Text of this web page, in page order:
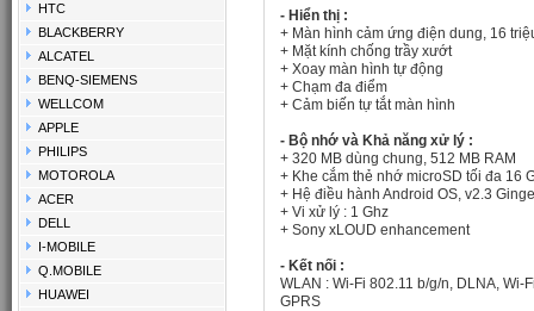
HTC
BLACKBERRY
ALCATEL
BENQ-SIEMENS
WELLCOM
APPLE
PHILIPS
MOTOROLA
ACER
DELL
I-MOBILE
Q.MOBILE
HUAWEI
- Hiển thị :
+ Màn hình cảm ứng điện dung, 16
+ Mặt kính chống trầy xướt
+ Xoay màn hình tự động
+ Chạm đa điểm
+ Cảm biến tự tắt màn hình
- Bộ nhớ và Khả năng xử lý :
+ 320 MB dùng chung, 512 MB RAM
+ Khe cắm thẻ nhớ microSD tối đa 16
+ Hệ điều hành Android OS, v2.3
+ Vi xử lý : 1 Ghz
+ Sony xLOUD enhancement
- Kết nối :
WLAN : Wi-Fi 802.11 b/g/n, DLNA, Wi-
GPRS